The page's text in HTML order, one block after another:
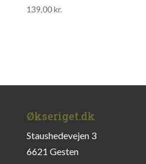
139,00kr.
Økseriget.dk
Staushedevejen 3
6621 Gesten